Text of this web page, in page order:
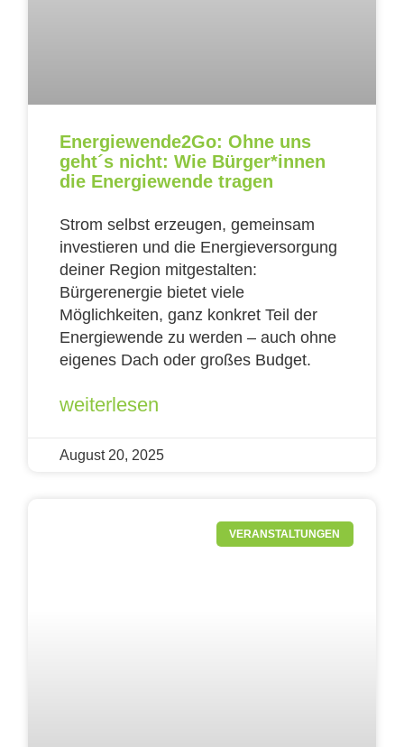
Energiewende2Go: Ohne uns
geht´s nicht: Wie Bürger*innen
die Energiewende tragen
Strom selbst erzeugen, gemeinsam
investieren und die Energieversorgung
deiner Region mitgestalten:
Bürgerenergie bietet viele
Möglichkeiten, ganz konkret Teil der
Energiewende zu werden – auch ohne
eigenes Dach oder großes Budget.
weiterlesen
August 20, 2025
VERANSTALTUNGEN